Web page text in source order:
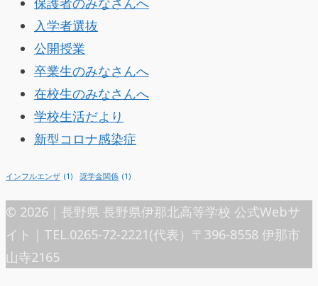
入学者選抜
公開授業
卒業生のみなさんへ
在校生のみなさんへ
学校生活だより
新型コロナ感染症
インフルエンザ (1) 奨学金関係 (1)
© 2026｜長野県 長野県伊那北高等学校 公式Webサ
イト｜TEL.0265-72-2221(代表）〒396-8558 伊那市
山寺2165